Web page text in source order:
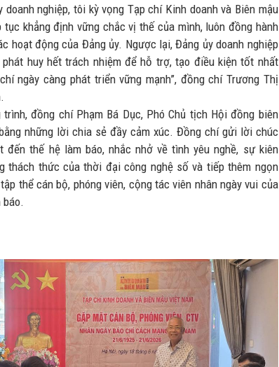
doanh nghiệp, tôi kỳ vọng Tạp chí Kinh doanh và Biên mậu
khẳng định vững chắc vị thế của mình, luôn đồng hành
hoạt động của Đảng ủy. Ngược lại, Đảng ủy doanh nghiệp
huy hết trách nhiệm để hỗ trợ, tạo điều kiện tốt nhất
ngày càng phát triển vững mạnh”, đồng chí Trương Thị
trình, đồng chí Phạm Bá Dục, Phó Chủ tịch Hội đồng biên
những lời chia sẻ đầy cảm xúc. Đồng chí gửi lời chúc
đến thế hệ làm báo, nhắc nhở về tình yêu nghề, sự kiên
thách thức của thời đại công nghệ số và tiếp thêm ngọn
thể cán bộ, phóng viên, cộng tác viên nhân ngày vui của